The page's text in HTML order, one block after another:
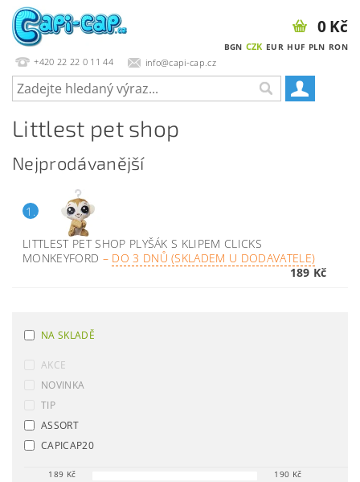
+420 22 22 0 11 44 info@capi-cap.cz
BGN CZK EUR HUF PLN RON
0 Kč
Littlest pet shop
Nejprodávanější
1.
LITTLEST PET SHOP PLYŠÁK S KLIPEM CLICKS
MONKEYFORD – DO 3 DNŮ (SKLADEM U DODAVATELE)
189 Kč
NA SKLADĚ
AKCE
NOVINKA
TIP
ASSORT
CAPICAP20
189 Kč 190 Kč